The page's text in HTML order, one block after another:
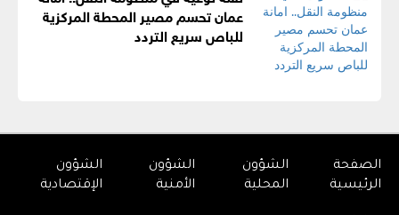
عمان تحسم مصير المحطة المركزية
للباص سريع التردد
الصفحة
الرئيسية
الشؤون
المحلية
الشؤون
الأمنية
الشؤون
الإقتصادية